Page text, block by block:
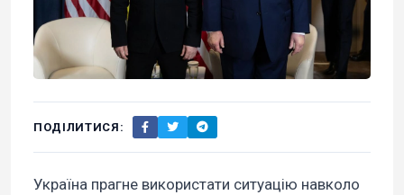
ПОДІЛИТИСЯ:
Україна прагне використати ситуацію навколо